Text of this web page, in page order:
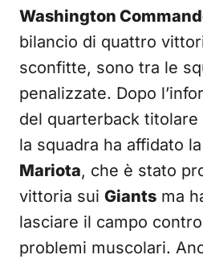
Washington
bilancio di quattro
sconfitte, sono tra le
penalizzate. Dopo
del quarterback titolare
la squadra ha affidato
Mariota, che è stato
vittoria sui Giants ma
lasciare il campo
problemi muscolari.